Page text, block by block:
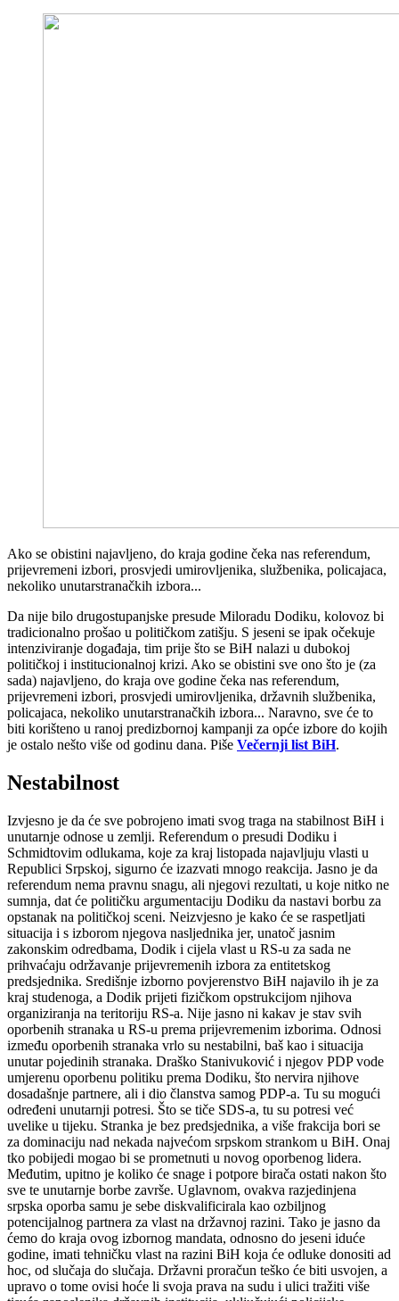
Ako se obistini najavljeno, do kraja godine čeka nas referendum,
prijevremeni izbori, prosvjedi umirovljenika, službenika, policajaca,
nekoliko unutarstranačkih izbora...
Da nije bilo drugostupanjske presude Miloradu Dodiku, kolovoz bi
tradicionalno prošao u političkom zatišju. S jeseni se ipak očekuje
intenziviranje događaja, tim prije što se BiH nalazi u dubokoj
političkoj i institucionalnoj krizi. Ako se obistini sve ono što je (za
sada) najavljeno, do kraja ove godine čeka nas referendum,
prijevremeni izbori, prosvjedi umirovljenika, državnih službenika,
policajaca, nekoliko unutarstranačkih izbora... Naravno, sve će to
biti korišteno u ranoj predizbornoj kampanji za opće izbore do kojih
je ostalo nešto više od godinu dana. Piše Večernji list BiH.
Nestabilnost
Izvjesno je da će sve pobrojeno imati svog traga na stabilnost BiH i
unutarnje odnose u zemlji. Referendum o presudi Dodiku i
Schmidtovim odlukama, koje za kraj listopada najavljuju vlasti u
Republici Srpskoj, sigurno će izazvati mnogo reakcija. Jasno je da
referendum nema pravnu snagu, ali njegovi rezultati, u koje nitko ne
sumnja, dat će političku argumentaciju Dodiku da nastavi borbu za
opstanak na političkoj sceni. Neizvjesno je kako će se raspetljati
situacija i s izborom njegova nasljednika jer, unatoč jasnim
zakonskim odredbama, Dodik i cijela vlast u RS-u za sada ne
prihvaćaju održavanje prijevremenih izbora za entitetskog
predsjednika. Središnje izborno povjerenstvo BiH najavilo ih je za
kraj studenoga, a Dodik prijeti fizičkom opstrukcijom njihova
organiziranja na teritoriju RS-a. Nije jasno ni kakav je stav svih
oporbenih stranaka u RS-u prema prijevremenim izborima. Odnosi
između oporbenih stranaka vrlo su nestabilni, baš kao i situacija
unutar pojedinih stranaka. Draško Stanivuković i njegov PDP vode
umjerenu oporbenu politiku prema Dodiku, što nervira njihove
dosadašnje partnere, ali i dio članstva samog PDP-a. Tu su mogući
određeni unutarnji potresi. Što se tiče SDS-a, tu su potresi već
uvelike u tijeku. Stranka je bez predsjednika, a više frakcija bori se
za dominaciju nad nekada najvećom srpskom strankom u BiH. Onaj
tko pobijedi mogao bi se prometnuti u novog oporbenog lidera.
Međutim, upitno je koliko će snage i potpore birača ostati nakon što
sve te unutarnje borbe završe. Uglavnom, ovakva razjedinjena
srpska oporba samu je sebe diskvalificirala kao ozbiljnog
potencijalnog partnera za vlast na državnoj razini. Tako je jasno da
ćemo do kraja ovog izbornog mandata, odnosno do jeseni iduće
godine, imati tehničku vlast na razini BiH koja će odluke donositi ad
hoc, od slučaja do slučaja. Državni proračun teško će biti usvojen, a
upravo o tome ovisi hoće li svoja prava na sudu i ulici tražiti više